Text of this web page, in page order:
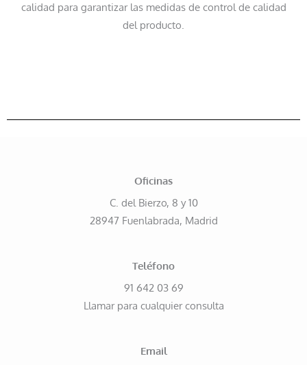
calidad para garantizar las medidas de control de calidad
del producto.
Oficinas
C. del Bierzo, 8 y 10
28947 Fuenlabrada, Madrid
Teléfono
91 642 03 69
Llamar para cualquier consulta
Email